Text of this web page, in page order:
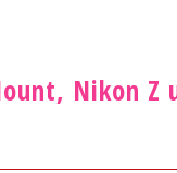
Nikon Z